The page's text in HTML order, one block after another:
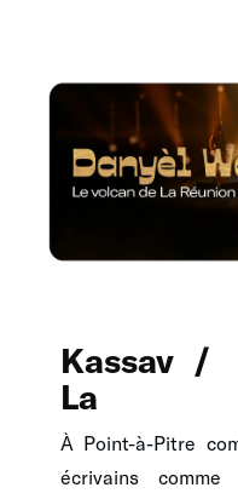
Kassav /
La
À Point-à-Pitre
écrivains